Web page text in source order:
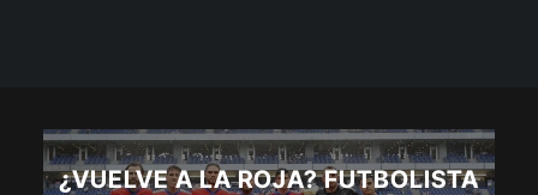
¿VUELVE A LA ROJA? FUTBOLISTA